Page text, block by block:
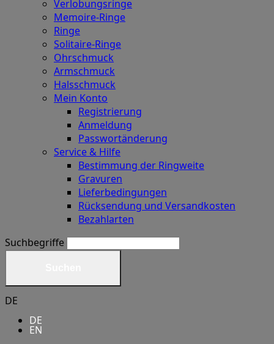
Verlobungsringe
Memoire-Ringe
Ringe
Solitaire-Ringe
Ohrschmuck
Armschmuck
Halsschmuck
Mein Konto
Registrierung
Anmeldung
Passwortänderung
Service & Hilfe
Bestimmung der Ringweite
Gravuren
Lieferbedingungen
Rücksendung und Versandkosten
Bezahlarten
Suchbegriffe
DE
DE
EN